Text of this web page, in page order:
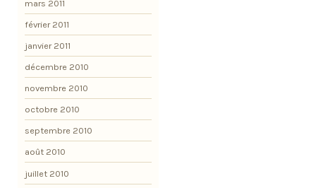
mars 2011
février 2011
janvier 2011
décembre 2010
novembre 2010
octobre 2010
septembre 2010
août 2010
juillet 2010